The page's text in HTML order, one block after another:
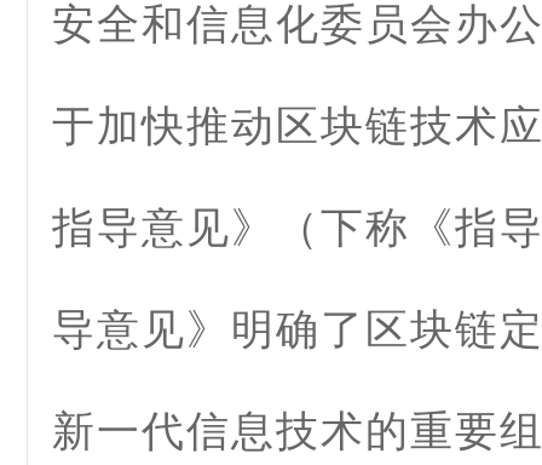
安全和信息化委员会办
于加快推动区块链技术
指导意见》（下称《指
导意见》明确了区块链
新一代信息技术的重要